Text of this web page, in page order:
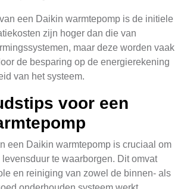
een Daikin warmtepomp is de initiele
zijn hoger dan die van
maar deze worden vaak
de besparing op de energierekening
van het systeem.
voor een
een Daikin warmtepomp is cruciaal om
levensduur te waarborgen. Dit omvat
en reiniging van zowel de binnen- als